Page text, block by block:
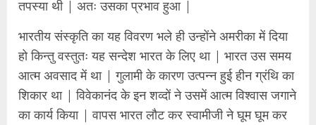
तपस्या थी | अतः उसका प्रभाव हुआ |
भारतीय संस्कृति का यह विवरण भले ही उन्होंने अमरीका में दिया
हो किन्तु वस्तुतः यह सन्देश भारत के लिए था | भारत उस समय
आत्म अवसाद में था | गुलामी के कारण उत्पन्न हुई हीन ग्रंथि का
शिकार था | विवेकानंद के इन शव्दों ने उसमें आत्म विश्वास जगाने
का कार्य किया | वापस भारत लौट कर स्वामीजी ने घूम घूम कर